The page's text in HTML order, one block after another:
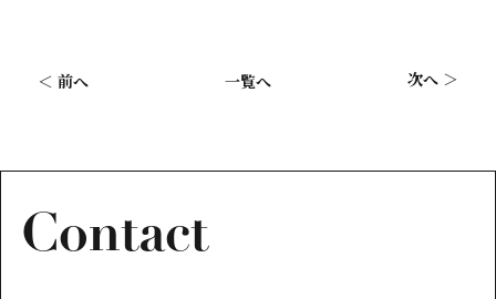
＜ 前へ 一覧へ 次へ ＞
Contact